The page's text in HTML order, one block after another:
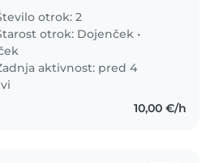
na teden po 6h. Redno
od septembra
do takrat pa nekajkrat, da
otrok: 2
otrok: Dojenček •
aktivnost: pred 4
10,00 €/h